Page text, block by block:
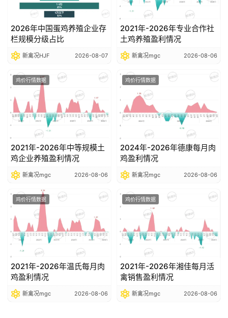
日
猪
2026年中国蛋鸡养殖企业存
栏规模分级占比
新禽况HJF 2026-08-07
2021年-2026年专业合作社
土鸡养殖盈利情况
新禽况mgc 2026-08-06
鸡价行情数据
2021年-2026年中等规模土
鸡企业养殖盈利情况
新禽况mgc 2026-08-06
鸡价行情数据
2024年-2026年德康每月肉
鸡盈利情况
新禽况mgc 2026-08-06
鸡价行情数据
2021年-2026年温氏每月肉
鸡盈利情况
新禽况mgc 2026-08-06
鸡价行情数据
2021年-2026年湘佳每月活
禽销售盈利情况
新禽况mgc 2026-08-06